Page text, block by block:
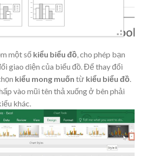
một số kiểu biểu đồ, cho phép bạn
giao diện của biểu đồ. Để thay đổi
kiểu mong muốn từ kiểu biểu đồ.
vào mũi tên thả xuống ở bên phải
khác.